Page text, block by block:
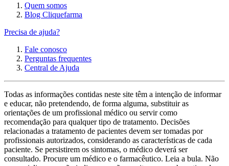
Quem somos
Blog Cliquefarma
Precisa de ajuda?
Fale conosco
Perguntas frequentes
Central de Ajuda
Todas as informações contidas neste site têm a intenção de informar
e educar, não pretendendo, de forma alguma, substituir as
orientações de um profissional médico ou servir como
recomendação para qualquer tipo de tratamento. Decisões
relacionadas a tratamento de pacientes devem ser tomadas por
profissionais autorizados, considerando as características de cada
paciente. Se persistirem os sintomas, o médico deverá ser
consultado. Procure um médico e o farmacêutico. Leia a bula. Não